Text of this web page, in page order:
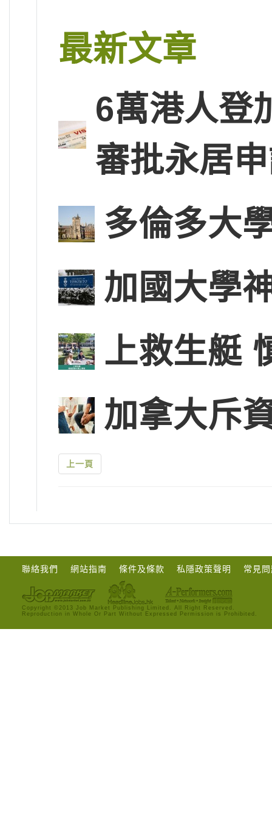
最新文章
6萬港人登
審批永居
多倫多大
加國大學
上救生艇
加拿大斥
上一頁
聯絡我們 網站指南 條件及條款 私隱政策聲明 常見
Copyright ©2013 Job Market Publishing Limited. All Right Reserved.
Reproduction in Whole Or Part Without Expressed Permission is Prohibited.